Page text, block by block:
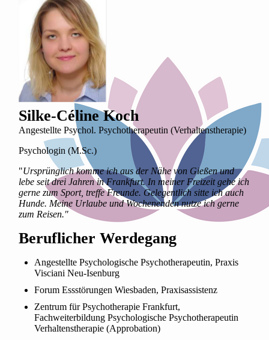
Silke-Céline Koch
Angestellte Psychol. Psychotherapeutin (Verhaltenstherapie)
Psychologin (M.Sc.)
"Ursprünglich komme ich aus der Nähe von Gießen und
lebe seit drei Jahren in Frankfurt. In meiner Freizeit gehe ich
gerne zum Sport, treffe Freunde. Gelegentlich sitte ich auch
Hunde. Meine Urlaube und Wochenenden nutze ich gerne
zum Reisen."
Beruflicher Werdegang
Angestellte Psychologische Psychotherapeutin, Praxis
Visciani Neu-Isenburg
Forum Essstörungen Wiesbaden, Praxisassistenz
Zentrum für Psychotherapie Frankfurt,
Fachweiterbildung Psychologische Psychotherapeutin
Verhaltenstherapie (Approbation)